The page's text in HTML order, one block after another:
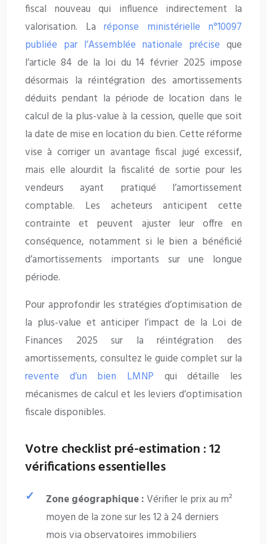
fiscal nouveau qui influence indirectement la
valorisation. La réponse ministérielle n°10097
publiée par l’Assemblée nationale précise que
l’article 84 de la loi du 14 février 2025 impose
désormais la réintégration des amortissements
déduits pendant la période de location dans le
calcul de la plus-value à la cession, quelle que soit
la date de mise en location du bien. Cette réforme
vise à corriger un avantage fiscal jugé excessif,
mais elle alourdit la fiscalité de sortie pour les
vendeurs ayant pratiqué l’amortissement
comptable. Les acheteurs anticipent cette
contrainte et peuvent ajuster leur offre en
conséquence, notamment si le bien a bénéficié
d’amortissements importants sur une longue
période.
Pour approfondir les stratégies d’optimisation de
la plus-value et anticiper l’impact de la Loi de
Finances 2025 sur la réintégration des
amortissements, consultez le guide complet sur la
revente d’un bien LMNP qui détaille les
mécanismes de calcul et les leviers d’optimisation
fiscale disponibles.
Votre checklist pré-estimation : 12
vérifications essentielles
Zone géographique :Vérifier le prix au m²
moyen de la zone sur les 12 à 24 derniers
mois via observatoires immobiliers